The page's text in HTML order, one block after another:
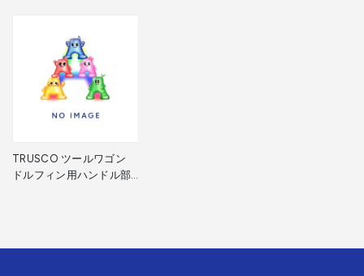
TRUSCO ツールワゴン
ドルフィン用ハンドル部